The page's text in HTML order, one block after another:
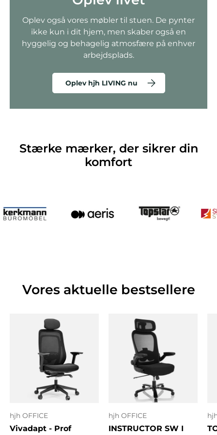
Oplev også vores møbler til stuen. De pynter
ikke kun i dit hjem, men skaber også en
hyggelig og behagelig atmosfære på enhver
arbejdsplads.
Oplev hjh LIVING nu
Stærke mærker, der sikrer din
komfort
Vores aktuelle bestsellere
hjh OFFICE
Vivadapt - Prof
hjh OFFICE
INSTRUCTOR SW I